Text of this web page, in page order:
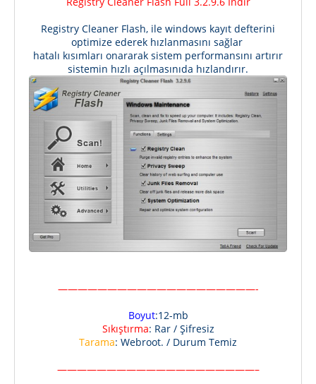
Registry Cleaner Flash, ile windows kayıt defterini
optimize ederek hızlanmasını sağlar
hatalı kısımları onararak sistem performansını artırır
sistemin hızlı açılmasınıda hızlandırır.
————————————————————-
Boyut:12-mb
Sıkıştırma: Rar / Şifresiz
Tarama: Webroot. / Durum Temiz
————————————————————–